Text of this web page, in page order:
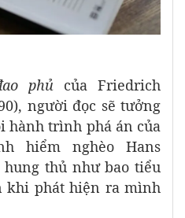
phủ của Friedrich
người đọc sẽ tưởng
hành trình phá án của
hiểm nghèo Hans
thủ như bao tiểu
khi phát hiện ra mình